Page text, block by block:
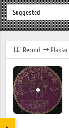
Record Plaklar